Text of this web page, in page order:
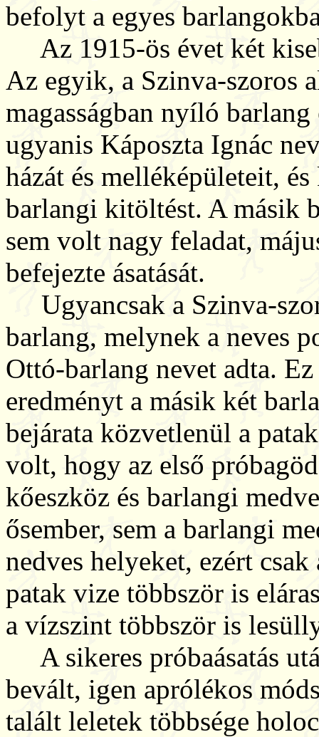
befolyt a egyes
Az 1915-ös évet két
Az egyik, a Szinva-szoros
magasságban nyíló
ugyanis Káposzta Ignác
házát és melléképületeit,
barlangi kitöltést. A másik
sem volt nagy feladat,
befejezte ásatását.
Ugyancsak a Szinva-
barlang, melynek a neves
Ottó-barlang nevet adta.
eredményt a másik két
bejárata közvetlenül a
volt, hogy az első
kőeszköz és barlangi
ősember, sem a barlangi
nedves helyeket, ezért
patak vize többször is
a vízszint többször is
A sikeres próbaásatás
bevált, igen aprólékos
talált leletek többsége